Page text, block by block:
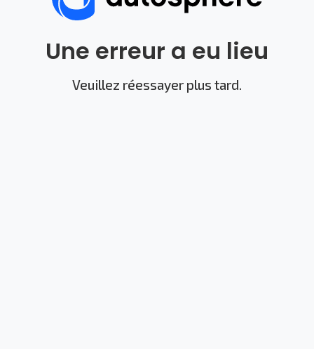
Une erreur a eu lieu
Veuillez réessayer plus tard.